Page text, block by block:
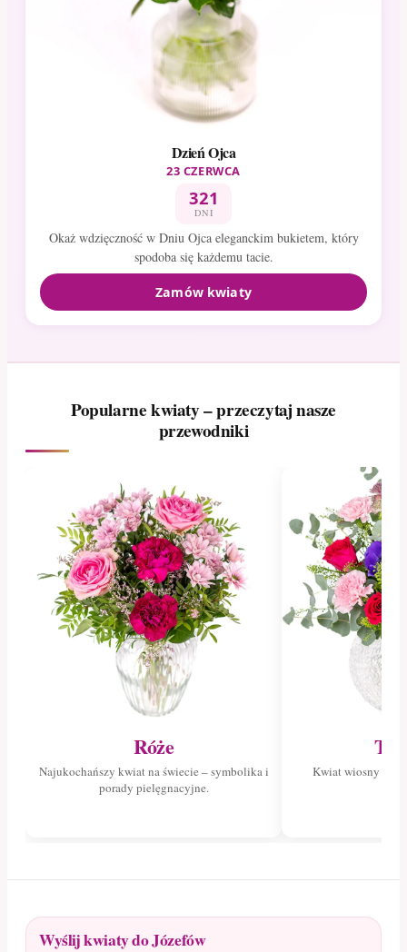
Dzień Ojca
23 CZERWCA
321
DNI
Okaż wdzięczność w Dniu Ojca eleganckim bukietem, który
spodoba się każdemu tacie.
Zamów kwiaty
Popularne kwiaty – przeczytaj nasze
przewodniki
Róże
Najukochańszy kwiat na świecie – symbolika i
porady pielęgnacyjne.
Kwiat wiosny –
Wyślij kwiaty do Józefów